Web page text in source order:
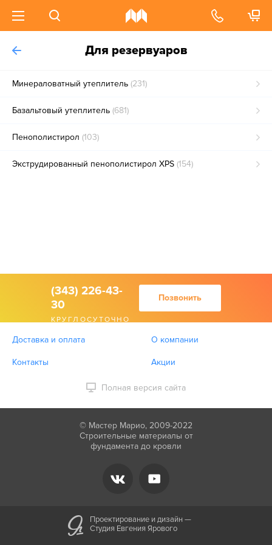
Для резервуаров
Минераловатный утеплитель (231)
Базальтовый утеплитель (681)
Пенополистирол (103)
Экструдированный пенополистирол XPS (154)
(343) 226-43-
30
КРУГЛОСУТОЧНО
Позвонить
Доставка и оплата О компании
Контакты Акции
Полная версия сайта
© Мастер Марио, 2009-2022
Строительные материалы от
фундамента до кровли
Проектирование и дизайн —
Студия Евгения Ярового